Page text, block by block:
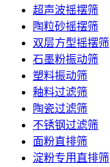
超声波摇摆筛
陶粒砂摇摆筛
双层方型摇摆筛
石墨粉振动筛
塑料振动筛
釉料过滤筛
陶瓷过滤筛
不锈钢过滤筛
面粉直排筛
淀粉专用直排筛